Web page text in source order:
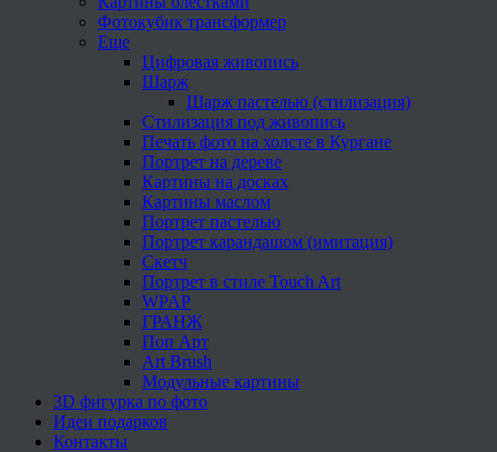
Фотокубик трансформер
Еще
Цифровая живопись
Шарж
Шарж пастелью (стилизация)
Стилизация под живопись
Печать фото на холсте в Кургане
Портрет на дереве
Картины на досках
Картины маслом
Портрет пастелью
Портрет карандашом (имитация)
Скетч
Портрет в стиле Touch Art
WPAP
ГРАНЖ
Поп Арт
Art Brush
Модульные картины
3D фигурка по фото
Идеи подарков
Контакты